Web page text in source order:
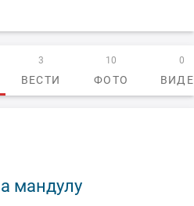
ВЕСТИ
3
ФОТО
10 0
мандулу